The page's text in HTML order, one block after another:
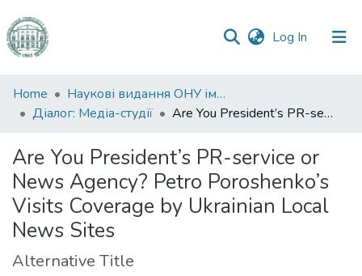
Log In (current)
Communities
&
All of DSpace
Statistics
Home
Наукові видання ОНУ імені І. І. Мечникова
Діалог: Медіа-студії
Are You President’s PR-service or News Agency? Petro Poroshenko’s Visits Coverage by Ukrainian Local News Sites
Are You President’s PR-service or
News Agency? Petro Poroshenko’s
Visits Coverage by Ukrainian Local
News Sites
Alternative Title